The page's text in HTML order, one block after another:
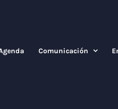
Comunicación